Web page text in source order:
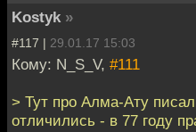
Kostyk »
#117 | 29.01.17 15:03
Кому: N_S_V, #111
> Тут про Алма-Ату
отличились - в 77 году